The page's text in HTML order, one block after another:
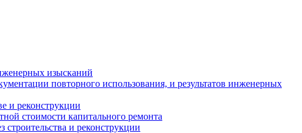
изысканий
повторного использования, и результатов инженерных
и реконструкции
стоимости капитального ремонта
строительства и реконструкции